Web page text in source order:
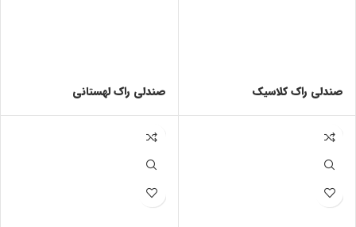
صندلی راک کلاسیک صندلی راک لهستانی